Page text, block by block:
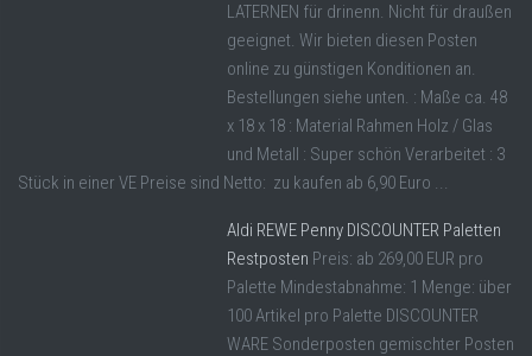
LATERNEN für drinenn. Nicht für draußen
geeignet. Wir bieten diesen Posten
online zu günstigen Konditionen an.
Bestellungen siehe unten. : Maße ca. 48
x 18 x 18 : Material Rahmen Holz / Glas
und Metall : Super schön Verarbeitet : 3
Stück in einer VE Preise sind Netto: zu kaufen ab 6,90 Euro ...
Aldi REWE Penny DISCOUNTER Paletten
Restposten Preis: ab 269,00 EUR pro
Palette Mindestabnahme: 1 Menge: über
100 Artikel pro Palette DISCOUNTER
WARE Sonderposten gemischter Posten